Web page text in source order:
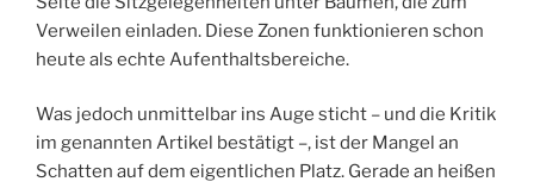
Verweilen einladen. Diese Zonen funktionieren schon
heute als echte Aufenthaltsbereiche.
Was jedoch unmittelbar ins Auge sticht – und die Kritik
im genannten Artikel bestätigt –, ist der Mangel an
Schatten auf dem eigentlichen Platz. Gerade an heißen